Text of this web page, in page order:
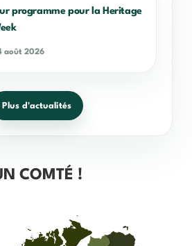
programme pour la Heritage
août 2026
Plus d'actualités
COMTÉ !